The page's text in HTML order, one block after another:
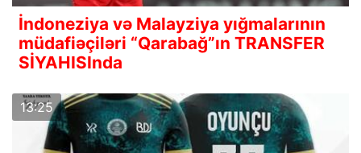
İndoneziya və Malayziya yığmalarının
müdafiəçiləri “Qarabağ”ın TRANSFER
SİYAHISInda
13:25